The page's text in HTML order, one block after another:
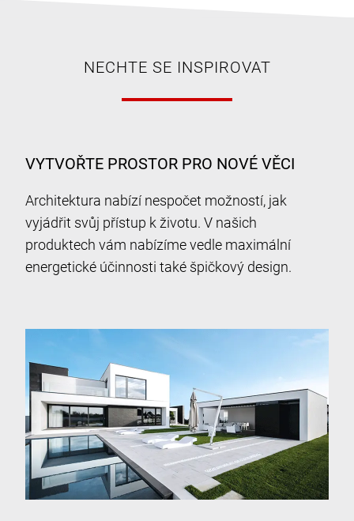
NECHTE SE INSPIROVAT
VYTVOŘTE PROSTOR PRO NOVÉ VĚCI
Architektura nabízí nespočet možností, jak
vyjádřit svůj přístup k životu. V našich
produktech vám nabízíme vedle maximální
energetické účinnosti také špičkový design.